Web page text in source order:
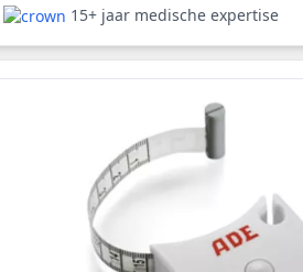
15+ jaar medische expertise